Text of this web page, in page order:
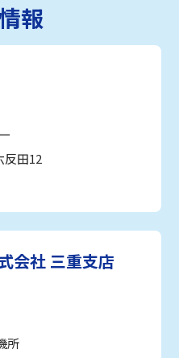
報
反田12
会社 三重支店
所